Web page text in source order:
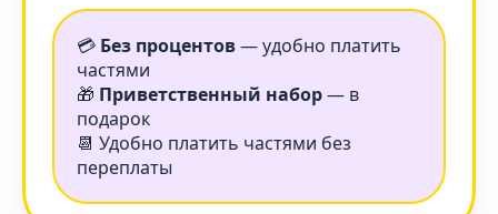
💳 Без процентов— удобно платить
частями
🎁 Приветственный набор— в
подарок
📆 Удобно платить частями без
переплаты